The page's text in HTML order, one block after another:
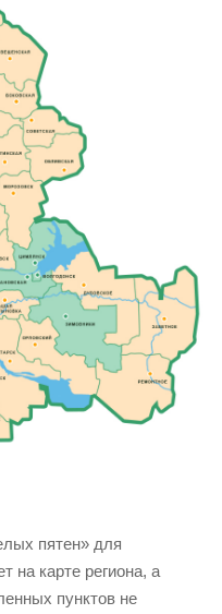
пятен» для
на карте региона, а
пунктов не